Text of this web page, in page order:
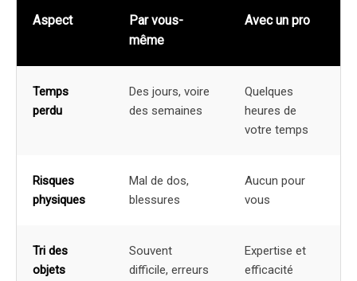
Aspect
Par vous-
même
Avec un pro
Temps
perdu
Des jours, voire
des semaines
Quelques
heures de
votre temps
Risques
physiques
Mal de dos,
blessures
Aucun pour
vous
Tri des
objets
Souvent
difficile, erreurs
Expertise et
efficacité